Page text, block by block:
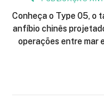
Conheça o Type 05, o
anfíbio chinês
operações entre mar